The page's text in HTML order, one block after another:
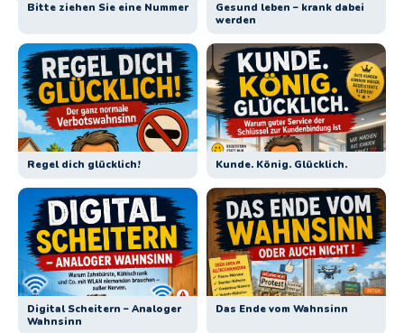
Bitte ziehen Sie eine Nummer
Gesund leben – krank dabei
werden
Regel dich glücklich! Kunde. König. Glücklich.
Digital Scheitern – Analoger
Wahnsinn
Das Ende vom Wahnsinn